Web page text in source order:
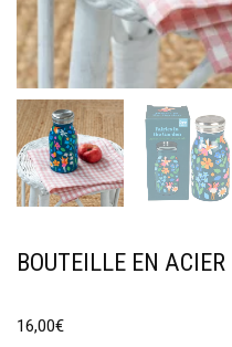
BOUTEILLE EN
16,00€